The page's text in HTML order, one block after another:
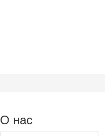
О нас